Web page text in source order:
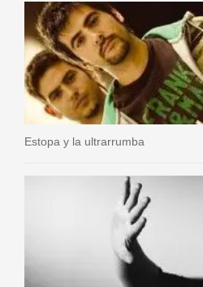
Estopa y la ultrarrumba